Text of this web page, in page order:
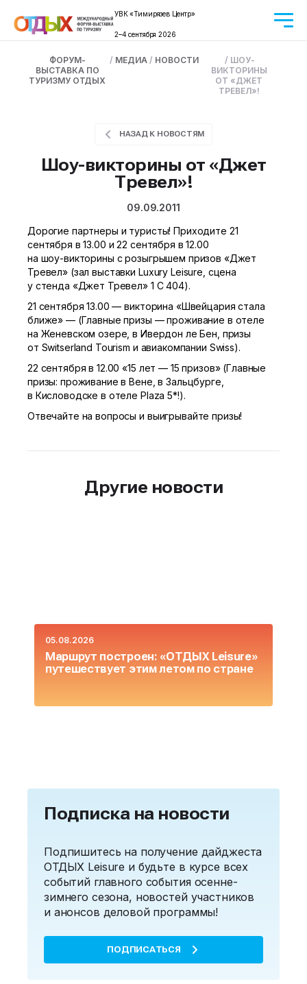
УВК «Тимирязев Центр»
2–4 сентября 2026
ФОРУМ-
ВЫСТАВКА ПО
ТУРИЗМУ ОТДЫХ
/ МЕДИА/ НОВОСТИ / ШОУ-
ВИКТОРИНЫ
ОТ «ДЖЕТ
ТРЕВЕЛ»!
НАЗАД К НОВОСТЯМ
Шоу-викторины от «Джет
Тревел»!
09.09.2011
Дорогие партнеры и туристы! Приходите 21
сентября в 13.00 и 22 сентября в 12.00
на шоу-викторины с розыгрышем призов «Джет
Тревел» (зал выставки Luxury Leisure, сцена
у стенда «Джет Тревел» 1 С 404).
21 сентября 13.00 — викторина «Швейцария стала
ближе» — (Главные призы — проживание в отеле
на Женевском озере, в Ивердон ле Бен, призы
от Switserland Tourism и авиакомпании Swiss).
22 сентября в 12.00 «15 лет — 15 призов» (Главные
призы: проживание в Вене, в Зальцбурге,
в Кисловодске в отеле Plaza 5*!).
Отвечайте на вопросы и выигрывайте призы!
Другие новости
05.08.2026
Маршрут построен: «ОТДЫХ Leisure»
путешествует этим летом по стране
Подписка на новости
Подпишитесь на получение дайджеста
ОТДЫХ Leisure и будьте в курсе всех
событий главного события осенне-
зимнего сезона, новостей участников
и анонсов деловой программы!
ПОДПИСАТЬСЯ